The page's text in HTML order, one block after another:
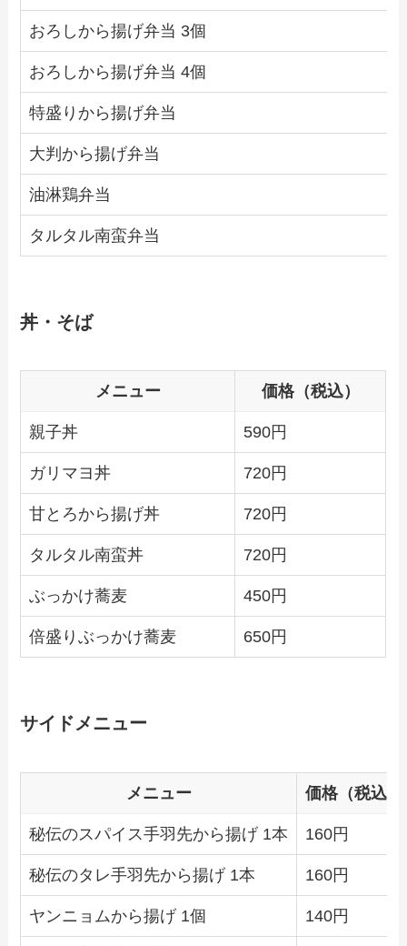
おろしから揚げ弁当 3個
おろしから揚げ弁当 4個
特盛りから揚げ弁当
大判から揚げ弁当
油淋鶏弁当
タルタル南蛮弁当
丼・そば
メニュー 価格（税込）
親子丼 590円
ガリマヨ丼 720円
甘とろから揚げ丼 720円
タルタル南蛮丼 720円
ぶっかけ蕎麦 450円
倍盛りぶっかけ蕎麦 650円
サイドメニュー
メニュー 価格（税込）
秘伝のスパイス手羽先から揚げ 1本 160円
秘伝のタレ手羽先から揚げ 1本 160円
ヤンニョムから揚げ 1個 140円